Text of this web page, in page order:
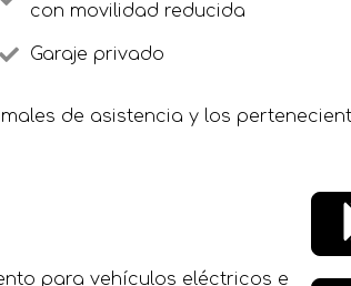
con movilidad reducida
Garaje privado
de asistencia y los
para vehículos eléctricos e